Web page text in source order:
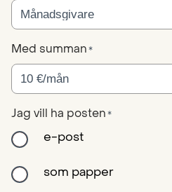
Med summan*
Jag vill ha posten*
e-post
som papper